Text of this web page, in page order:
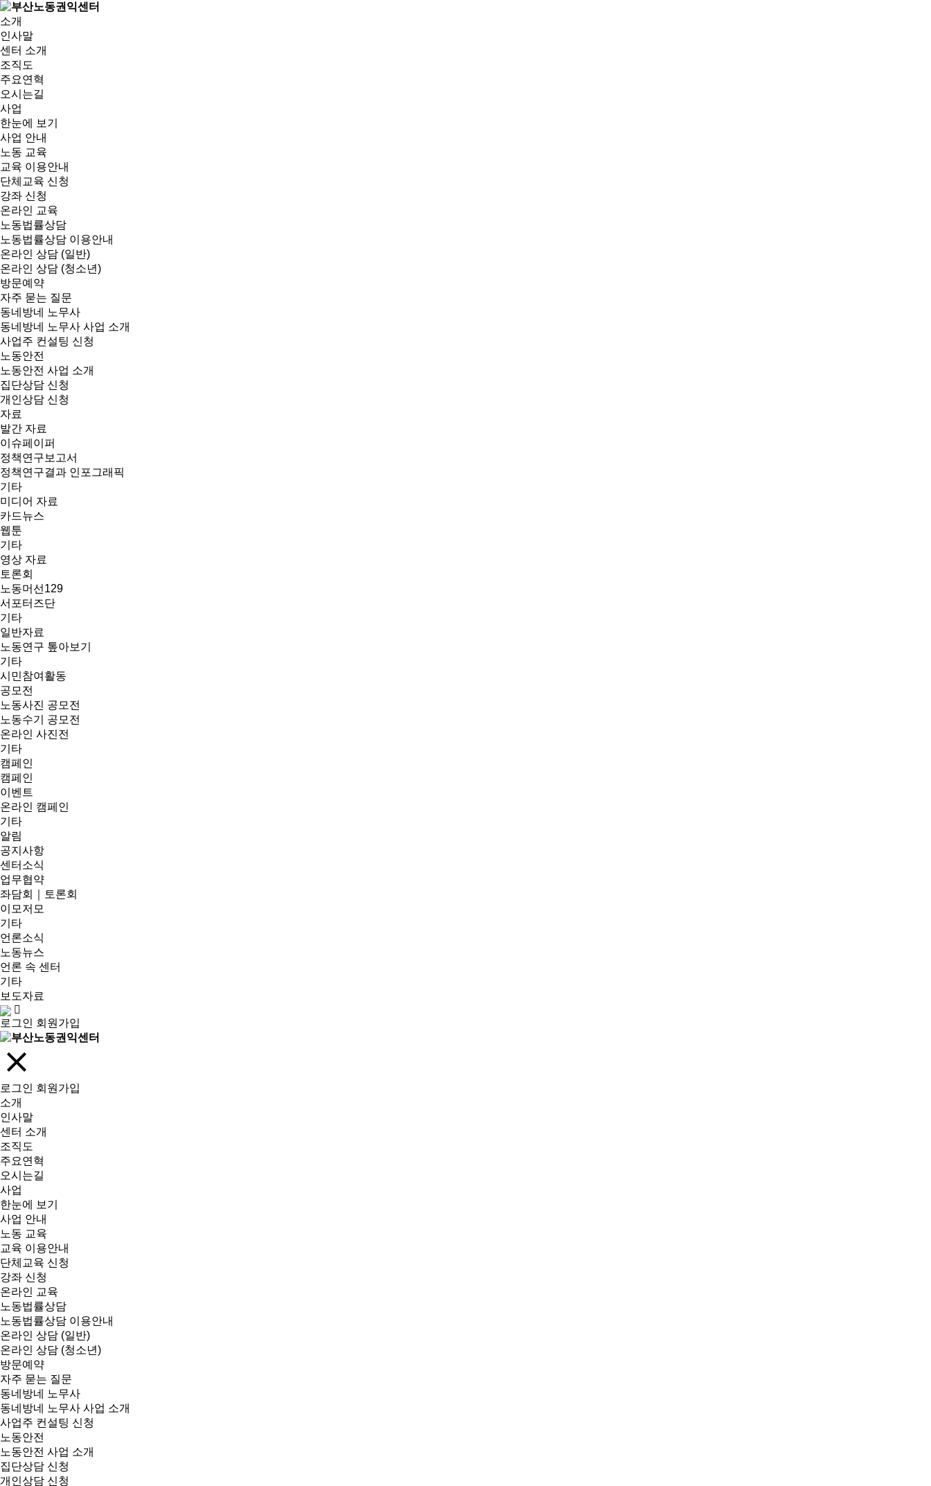
소개
인사말
센터 소개
조직도
주요연혁
오시는길
사업
한눈에 보기
사업 안내
노동 교육
교육 이용안내
단체교육 신청
강좌 신청
온라인 교육
노동법률상담
노동법률상담 이용안내
온라인 상담 (일반)
온라인 상담 (청소년)
방문예약
자주 묻는 질문
동네방네 노무사
동네방네 노무사 사업 소개
사업주 컨설팅 신청
노동안전
노동안전 사업 소개
집단상담 신청
개인상담 신청
자료
발간 자료
이슈페이퍼
정책연구보고서
정책연구결과 인포그래픽
기타
미디어 자료
카드뉴스
웹툰
기타
영상 자료
토론회
노동머선129
서포터즈단
기타
일반자료
노동연구 톺아보기
기타
시민참여활동
공모전
노동사진 공모전
노동수기 공모전
온라인 사진전
기타
캠페인
캠페인
이벤트
온라인 캠페인
기타
알림
공지사항
센터소식
업무협약
좌담회｜토론회
이모저모
기타
언론소식
노동뉴스
언론 속 센터
기타
보도자료
로그인 회원가입
로그인 회원가입
소개
인사말
센터 소개
조직도
주요연혁
오시는길
사업
한눈에 보기
사업 안내
노동 교육
교육 이용안내
단체교육 신청
강좌 신청
온라인 교육
노동법률상담
노동법률상담 이용안내
온라인 상담 (일반)
온라인 상담 (청소년)
방문예약
자주 묻는 질문
동네방네 노무사
동네방네 노무사 사업 소개
사업주 컨설팅 신청
노동안전
노동안전 사업 소개
집단상담 신청
개인상담 신청